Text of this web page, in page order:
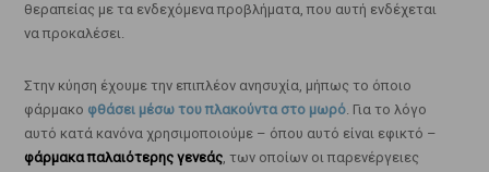
θεραπείας με τα ενδεχόμενα προβλήματα, που αυτή ενδέχεται
να προκαλέσει.
Στην κύηση έχουμε την επιπλέον ανησυχία, μήπως το όποιο
φάρμακο φθάσει μέσω του πλακούντα στο μωρό. Για το λόγο
αυτό κατά κανόνα χρησιμοποιούμε – όπου αυτό είναι εφικτό –
φάρμακα παλαιότερης γενεάς, των οποίων οι παρενέργειες